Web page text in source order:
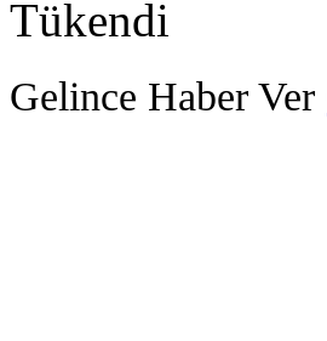
Tükendi
Gelince Haber Ver